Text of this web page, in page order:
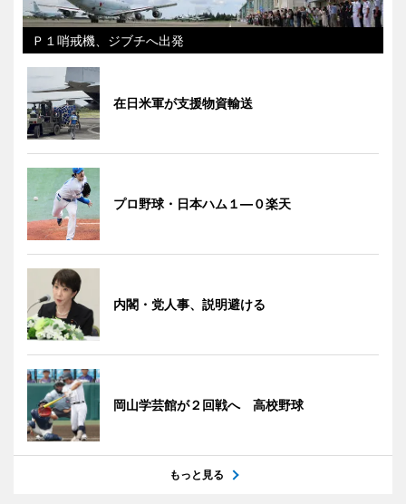
Ｐ１哨戒機、ジブチへ出発
在日米軍が支援物資輸送
プロ野球・日本ハム１―０楽天
内閣・党人事、説明避ける
岡山学芸館が２回戦へ 高校野球
もっと見る